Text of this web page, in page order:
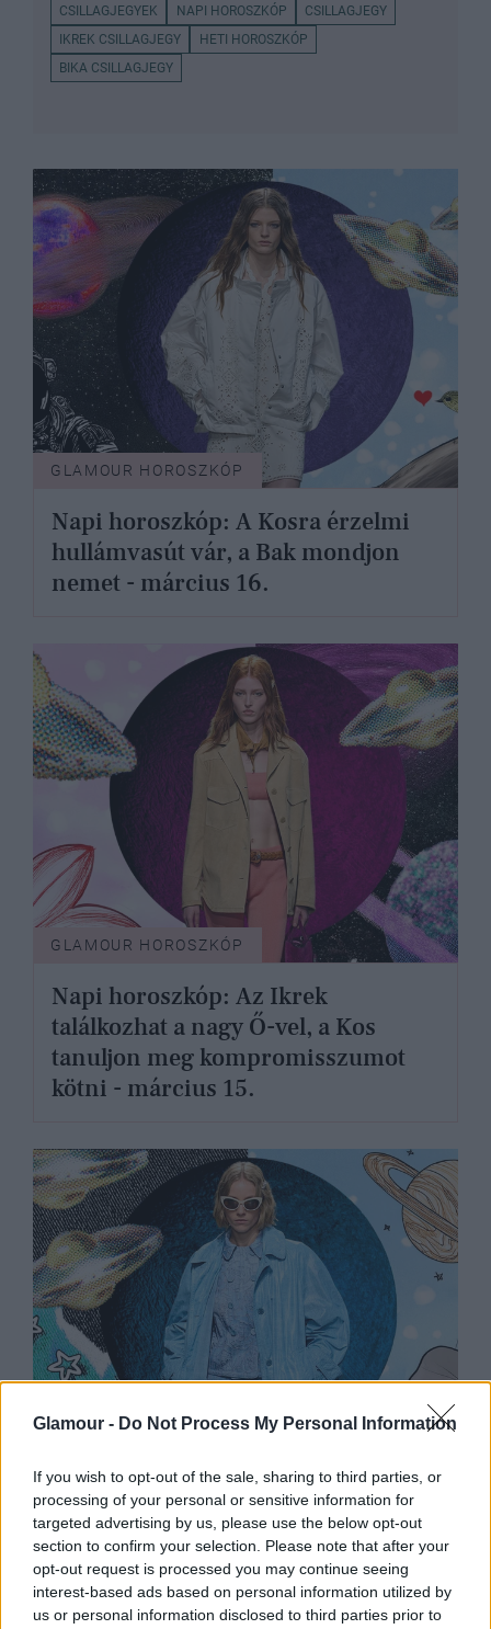
Glamour - Do Not Process My Personal Information
If you wish to opt-out of the sale, sharing to third parties, or
processing of your personal or sensitive information for
targeted advertising by us, please use the below opt-out
section to confirm your selection. Please note that after your
opt-out request is processed you may continue seeing
interest-based ads based on personal information utilized by
us or personal information disclosed to third parties prior to
CSILLAGJEGYEK NAPI HOROSZKÓP
CSILLAGJEGY
IKREK CSILLAGJEGY
HETI HOROSZKÓP
BIKA CSILLAGJEGY
GLAMOUR HOROSZKÓP
Napi horoszkóp: A Kosra érzelmi
hullámvasút vár, a Bak mondjon
nemet - március 16.
GLAMOUR HOROSZKÓP
Napi horoszkóp: Az Ikrek
találkozhat a nagy Ő-vel, a Kos
tanuljon meg kompromisszumot
kötni - március 15.
Napi horoszkóp: A Bika valóra
válthatja az álmát, a Halak váratlan
állásajánlatot kaphat - március 14.